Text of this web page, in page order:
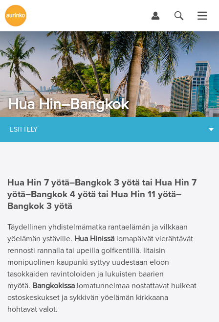
Hua Hin–Bangkok
ESITTELY
Hua Hin 7 yötä–Bangkok 3 yötä tai Hua Hin 7
yötä–Bangkok 4 yötä tai Hua Hin 11 yötä–
Bangkok 3 yötä
Täydellinen yhdistelmämatka rantaelämän ja vilkkaan
yöelämän ystäville. Hua Hinissä lomapäivät vierähtävät
rennosti rannalla tai upeilla golfkentillä. Iltaisin
monipuolinen kaupunki syttyy uudestaan eloon
tasokkaiden ravintoloiden ja lukuisten baarien
myötä. Bangkokissa lomatunnelmaa nostattavat huikeat
ostoskeskukset ja sykkivän yöelämän kirkkaana
hohtavat valot.